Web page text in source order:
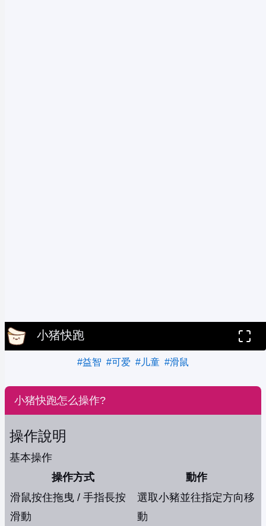
小猪快跑
#益智 #可爱 #儿童 #滑鼠
小猪快跑怎么操作?
操作說明
基本操作
操作方式
動作
滑鼠按住拖曳 / 手指長按
滑動
選取小豬並往指定方向移
動